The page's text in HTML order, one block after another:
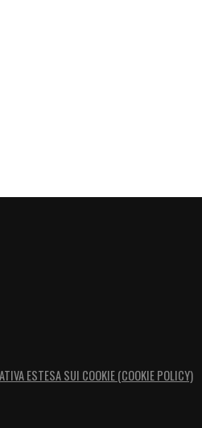
ESTESA SUI COOKIE (COOKIE POLICY)